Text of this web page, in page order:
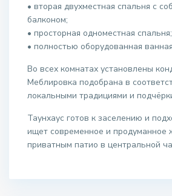
• вторая двухместная спальня с
балконом;
• просторная одноместная спальня;
• полностью оборудованная
Во всех комнатах установлены
Меблировка подобрана в
локальными традициями и
Таунхаус готов к заселению и
ищет современное и продуманное
приватным патио в центральной